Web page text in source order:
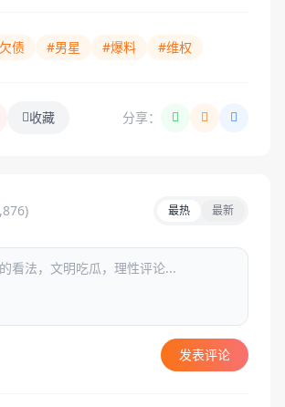
债 #男星 #爆料 #维权
收藏 分享：
最热 最新
发表评论